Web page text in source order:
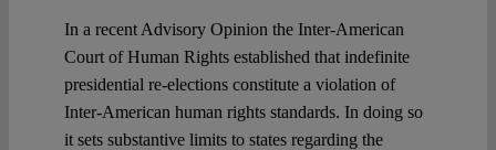
In a recent Advisory Opinion the Inter-American
Court of Human Rights established that indefinite
presidential re-elections constitute a violation of
Inter-American human rights standards. In doing so
it sets substantive limits to states regarding the